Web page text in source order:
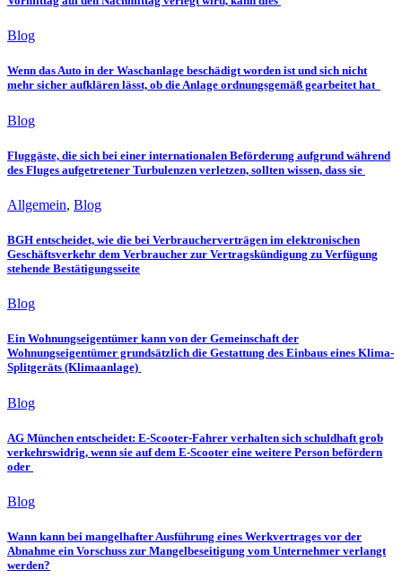
Blog
Wenn das Auto in der Waschanlage beschädigt worden ist und sich nicht
mehr sicher aufklären lässt, ob die Anlage ordnungsgemäß gearbeitet hat
Blog
Fluggäste, die sich bei einer internationalen Beförderung aufgrund während
des Fluges aufgetretener Turbulenzen verletzen, sollten wissen, dass sie
Allgemein, Blog
BGH entscheidet, wie die bei Verbraucherverträgen im elektronischen
Geschäftsverkehr dem Verbraucher zur Vertragskündigung zu Verfügung
stehende Bestätigungsseite
Blog
Ein Wohnungseigentümer kann von der Gemeinschaft der
Wohnungseigentümer grundsätzlich die Gestattung des Einbaus eines Klima-
Splitgeräts (Klimaanlage)
Blog
AG München entscheidet: E-Scooter-Fahrer verhalten sich schuldhaft grob
verkehrswidrig, wenn sie auf dem E-Scooter eine weitere Person befördern
oder
Blog
Wann kann bei mangelhafter Ausführung eines Werkvertrages vor der
Abnahme ein Vorschuss zur Mangelbeseitigung vom Unternehmer verlangt
werden?